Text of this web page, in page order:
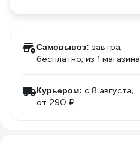
Самовывоз: завтра,
бесплатно, из 1 магазина
Курьером: c 8 августа,
от 290 ₽